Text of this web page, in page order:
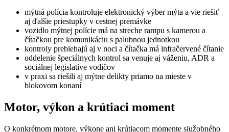
mýtná polícia kontroluje elektronický výber mýta a vie riešiť
aj ďalšie priestupky v cestnej premávke
vozidlo mýtnej polície má na streche rampu s kamerou a
čítačkou pre komunikáciu s palubnou jednotkou
kontroly prebiehajú aj v noci a čítačka má infračervené čítanie
oddelenie špeciálnych kontrol sa venuje aj váženiu, ADR a
sociálnej legislatíve vodičov
v praxi sa riešili aj mýtne delikty priamo na mieste v
blokovom konaní
Motor, výkon a krútiaci moment
O konkrétnom motore, výkone ani krútiacom momente služobného